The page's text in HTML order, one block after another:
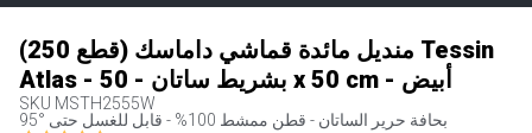
(250 قطع) منديل مائدة قماشي داماسك Tessin
Atlas - بشريط ساتان - 50 x 50 cm - أبيض
SKU MSTH2555W
بحافة حرير الساتان - قطن ممشط 100% - قابل للغسل حتى °95